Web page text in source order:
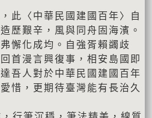
此〈中華民國建國百年〉自
歷艱辛，風與同舟固海濱。
懈化成均。自強胥賴蠲歧
首漫言興復事，相安島國即
吾人對於中華民國建國百年
惜，更期待臺灣能有長治久